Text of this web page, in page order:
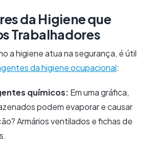
da Higiene que
Trabalhadores
a higiene atua na segurança, é útil
da higiene ocupacional:
químicos: Em uma gráfica,
podem evaporar e causar
Armários ventilados e fichas de